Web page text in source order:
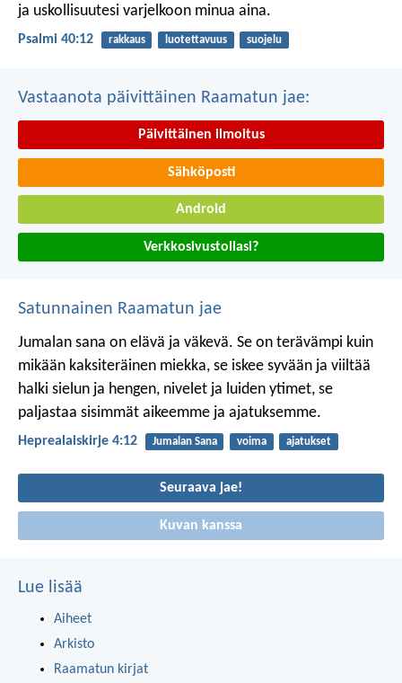
ja uskollisuutesi varjelkoon minua aina.
Psalmi 40:12 rakkaus luotettavuus suojelu
Vastaanota päivittäinen Raamatun jae:
Päivittäinen ilmoitus
Sähköposti
Android
Verkkosivustollasi?
Satunnainen Raamatun jae
Jumalan sana on elävä ja väkevä. Se on terävämpi kuin
mikään kaksiteräinen miekka, se iskee syvään ja viiltää
halki sielun ja hengen, nivelet ja luiden ytimet, se
paljastaa sisimmät aikeemme ja ajatuksemme.
Heprealaiskirje 4:12 Jumalan Sana voima ajatukset
Seuraava jae!
Kuvan kanssa
Lue lisää
Aiheet
Arkisto
Raamatun kirjat